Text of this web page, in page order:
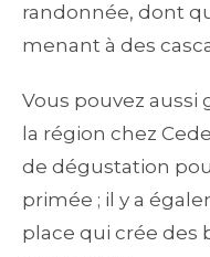
randonnée, dont
menant à des
Vous pouvez aussi
la région chez
de dégustation
primée ; il y a
place qui crée des